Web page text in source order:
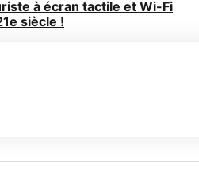
à écran tactile et Wi-Fi
siècle !